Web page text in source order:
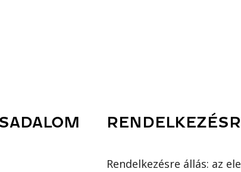
Rendelkezésre állás: az